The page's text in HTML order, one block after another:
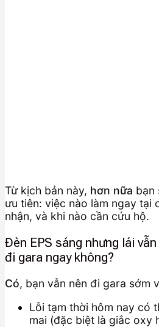
Từ kịch bản này, hơn nữa bạn
ưu tiên: việc nào làm ngay tại
nhận, và khi nào cần cứu hộ.
Đèn EPS sáng nhưng lái
đi gara ngay không?
Có, bạn vẫn nên đi gara sớm
Lỗi tạm thời hôm nay có
mai (đặc biệt là giắc oxy